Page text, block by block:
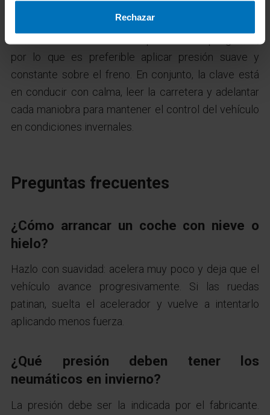
Rechazar
posible la retención natural del vehículo para evitar
bloqueos de las ruedas. En superficies heladas, las
por lo que es preferible aplicar presión suave y
constante sobre el freno. En conjunto, la clave está
en conducir con calma, leer la carretera y adelantar
cada maniobra para mantener el control del vehículo
en condiciones invernales.
Preguntas frecuentes
¿Cómo arrancar un coche con nieve o
hielo?
Hazlo con suavidad: acelera muy poco y deja que el
vehículo avance progresivamente. Si las ruedas
patinan, suelta el acelerador y vuelve a intentarlo
aplicando menos fuerza.
¿Qué presión deben tener los
neumáticos en invierno?
La presión debe ser la indicada por el fabricante.